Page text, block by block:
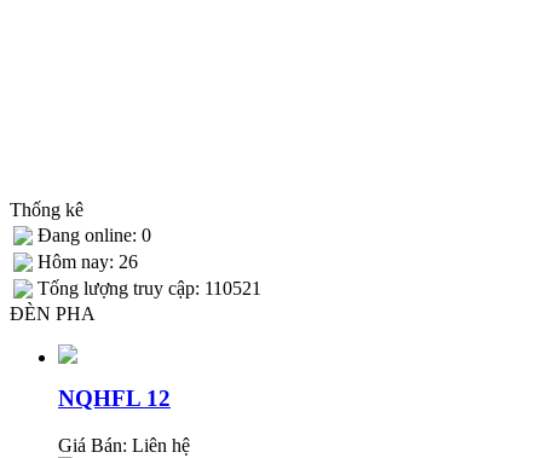
Thống kê
Đang online: 0
Hôm nay: 26
Tống lượng truy cập: 110521
ĐÈN PHA
NQHFL 12
Giá Bán: Liên hệ